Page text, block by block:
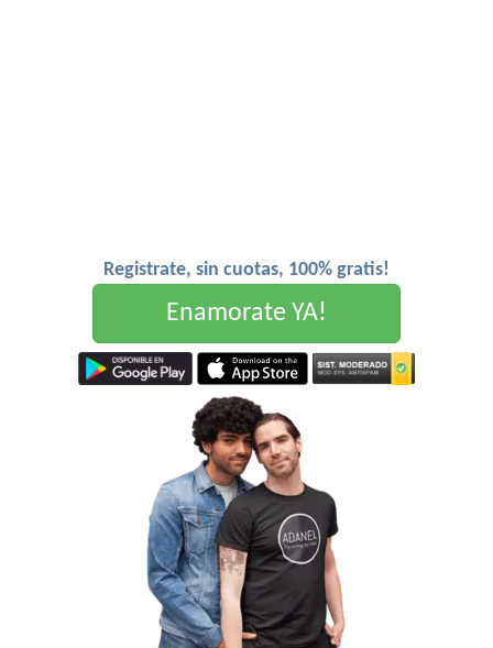
Registrate, sin cuotas, 100% gratis!
Enamorate YA!